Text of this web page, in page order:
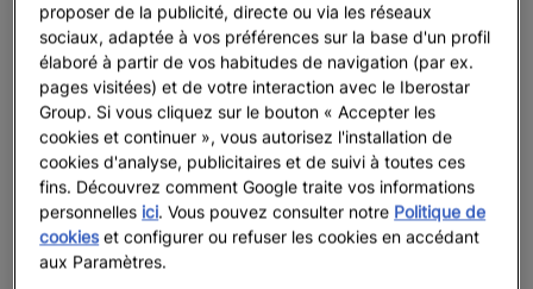
Vous êtes du genre soleil et plage ?Alors, des vacances
romantiques dans nos hôtels face aux plus belles plages
du monde est l'option rêvée pour vous.
Vous recherchez surtout l'intimité et le glamour ?
séjour dans noshôtels réservés aux adultes, de luxe ou
grand luxe est votre meilleure option.
Comme vous le voyez, vous disposez de plusieurs options
pour faire que votre escapade à deux soit inoubliable.
proposer de la publicité, directe ou via les réseaux
sociaux, adaptée à vos préférences sur la base d'un profil
élaboré à partir de vos habitudes de navigation (par ex.
pages visitées) et de votre interaction avec le Iberostar
Group. Si vous cliquez sur le bouton « Accepter les
cookies et continuer », vous autorisez l'installation de
cookies d'analyse, publicitaires et de suivi à toutes ces
fins. Découvrez comment Google traite vos informations
personnelles ici. Vous pouvez consulter notre Politique de
cookies et configurer ou refuser les cookies en accédant
aux Paramètres.